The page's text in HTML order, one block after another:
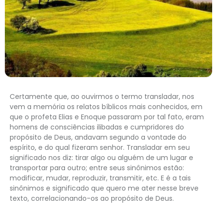
Certamente que, ao ouvirmos o termo transladar, nos
vem a memória os relatos bíblicos mais conhecidos, em
que o profeta Elias e Enoque passaram por tal fato, eram
homens de consciências ilibadas e cumpridores do
propósito de Deus, andavam segundo a vontade do
espírito, e do qual fizeram senhor. Transladar em seu
significado nos diz: tirar algo ou alguém de um lugar e
transportar para outro; entre seus sinônimos estão:
modificar, mudar, reproduzir, transmitir, etc. E é a tais
sinônimos e significado que quero me ater nesse breve
texto, correlacionando-os ao propósito de Deus.